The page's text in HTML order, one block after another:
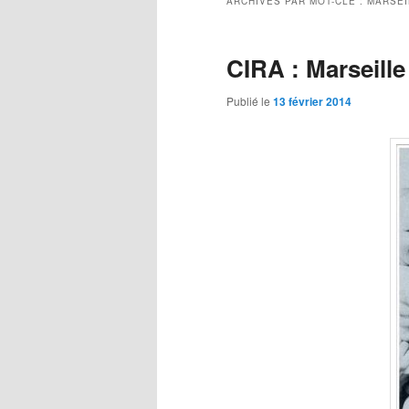
CIRA : Marseille
Publié le 13 février 2014